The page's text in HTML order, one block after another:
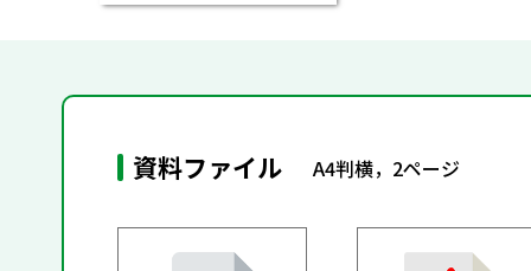
資料ファイル A4判横，2ページ